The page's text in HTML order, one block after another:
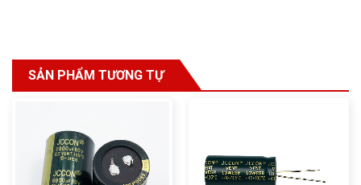
SẢN PHẨM TƯƠNG TỰ